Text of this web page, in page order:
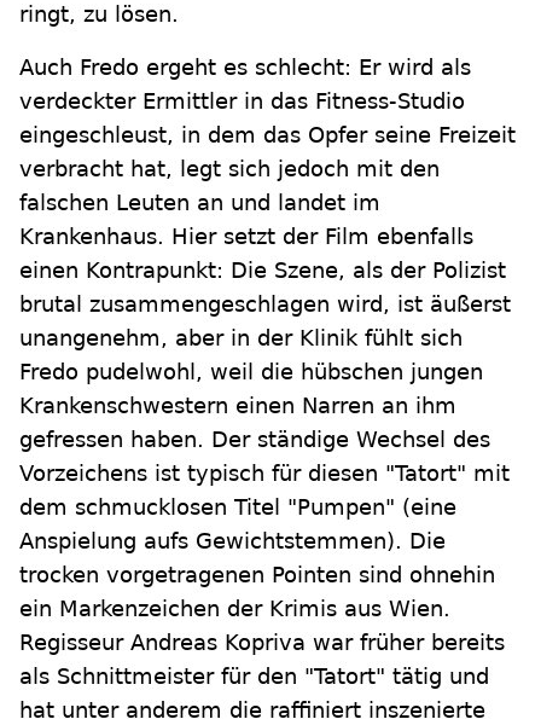
ringt, zu lösen.
Auch Fredo ergeht es schlecht: Er wird als
verdeckter Ermittler in das Fitness-Studio
eingeschleust, in dem das Opfer seine Freizeit
verbracht hat, legt sich jedoch mit den
falschen Leuten an und landet im
Krankenhaus. Hier setzt der Film ebenfalls
einen Kontrapunkt: Die Szene, als der Polizist
brutal zusammengeschlagen wird, ist äußerst
unangenehm, aber in der Klinik fühlt sich
Fredo pudelwohl, weil die hübschen jungen
Krankenschwestern einen Narren an ihm
gefressen haben. Der ständige Wechsel des
Vorzeichens ist typisch für diesen "Tatort" mit
dem schmucklosen Titel "Pumpen" (eine
Anspielung aufs Gewichtstemmen). Die
trocken vorgetragenen Pointen sind ohnehin
ein Markenzeichen der Krimis aus Wien.
Regisseur Andreas Kopriva war früher bereits
als Schnittmeister für den "Tatort" tätig und
hat unter anderem die raffiniert inszenierte